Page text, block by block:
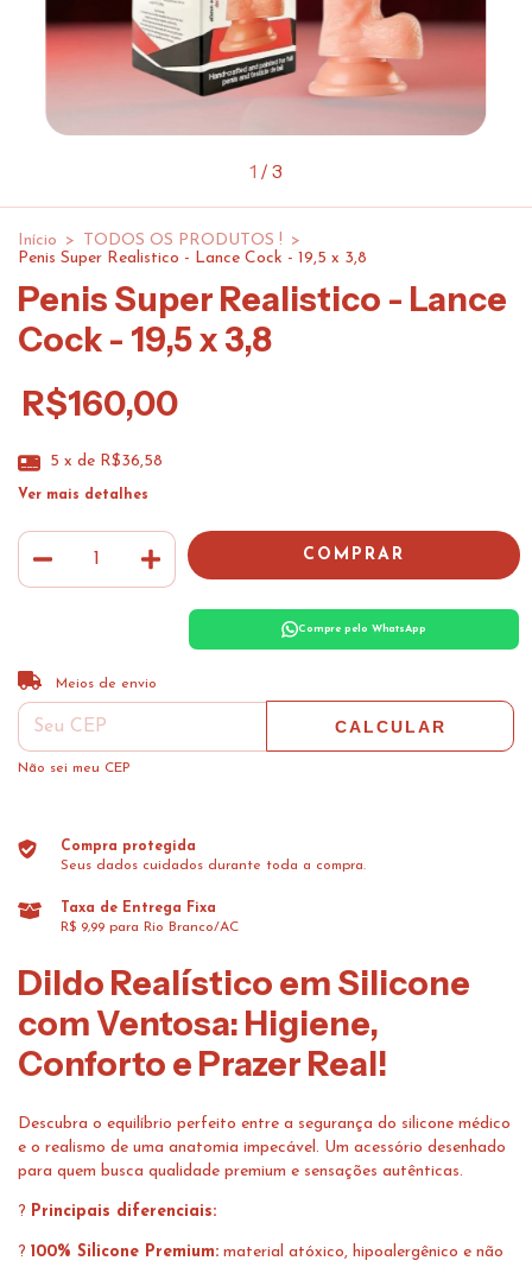
1 / 3
Início > TODOS OS PRODUTOS ! >
Penis Super Realistico - Lance Cock - 19,5 x 3,8
Penis Super Realistico - Lance
Cock - 19,5 x 3,8
R$160,00
5 x de R$36,58
Ver mais detalhes
Compre pelo WhatsApp
Entregas para o CEP:
Meios de envio
CALCULAR
Não sei meu CEP
Compra protegida
Seus dados cuidados durante toda a compra.
Taxa de Entrega Fixa
R$ 9,99 para Rio Branco/AC
Dildo Realístico em Silicone
com Ventosa: Higiene,
Conforto e Prazer Real!
Descubra o equilíbrio perfeito entre a segurança do silicone médico
e o realismo de uma anatomia impecável. Um acessório desenhado
para quem busca qualidade premium e sensações autênticas.
? Principais diferenciais:
? 100% Silicone Premium: material atóxico, hipoalergênico e não